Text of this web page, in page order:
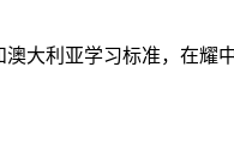
大利亚学习标准，在